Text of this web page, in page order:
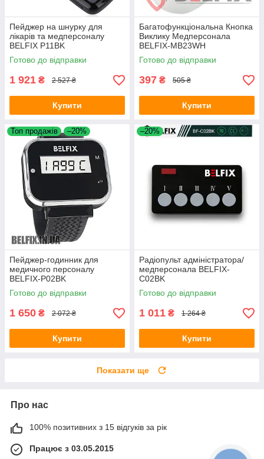
Пейджер на шнурку для
лікарів та медперсоналу
BELFIX P11BK
Готово до відправки
1 921 ₴ 2 527 ₴
Купити
Багатофункціональна Кнопка
Виклику Медперсонала
BELFIX-MB23WH
Готово до відправки
397 ₴ 505 ₴
Купити
Топ продажів –20%
Пейджер-годинник для
медичного персоналу
BELFIX-P02BK
Готово до відправки
1 650 ₴ 2 072 ₴
Купити
–20%
Радіопульт адміністратора/
медперсонала BELFIX-
C02BK
Готово до відправки
1 011 ₴ 1 264 ₴
Купити
Показати ще
Про нас
100% позитивних з 15 відгуків за рік
Працює з 03.05.2015